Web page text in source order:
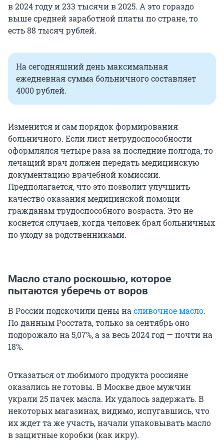
в 2024 году и 233 тысячи в 2025. А это гораздо
выше средней заработной платы по стране, то
есть 88 тысяч рублей.
На сегодняшний день максимальная
ежедневная сумма больничного составляет
4000 рублей.
Изменится и сам порядок формирования
больничного. Если лист нетрудоспособности
оформлялся четыре раза за последние полгода, то
лечащий врач должен передать медицинскую
документацию врачебной комиссии.
Предполагается, что это позволит улучшить
качество оказания медицинской помощи
гражданам трудоспособного возраста. Это не
коснется случаев, когда человек брал больничных
по уходу за родственниками.
Масло стало роскошью, которое
пытаются уберечь от воров
В России подскочили цены на сливочное масло.
По данным Росстата, только за сентябрь оно
подорожало на 5,07%, а за весь 2024 год — почти на
18%.
Отказаться от любимого продукта россияне
оказались не готовы. В Москве двое мужчин
украли 25 пачек масла. Их удалось задержать. В
некоторых магазинах, видимо, испугавшись, что
их ждет та же участь, начали упаковывать масло
в защитные коробки (как икру).